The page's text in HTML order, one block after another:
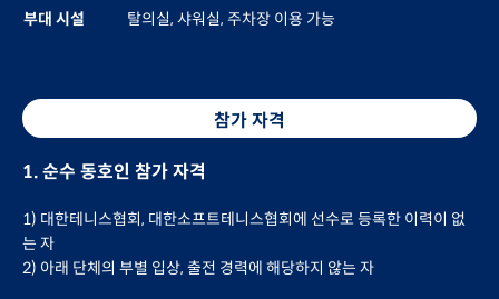
부대 시설 탈의실, 샤워실, 주차장 이용 가능
참가 자격
1. 순수 동호인 참가 자격
1) 대한테니스협회, 대한소프트테니스협회에 선수로 등록한 이력이 없
는 자
2) 아래 단체의 부별 입상, 출전 경력에 해당하지 않는 자